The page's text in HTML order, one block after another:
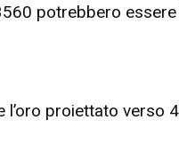
potrebbero
l’oro proiettato verso